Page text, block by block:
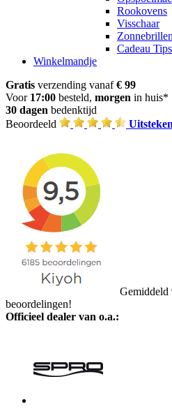
Rookovens
Visschaar
Zonnebrillen
Cadeau Tips
Winkelmandje
Gratis verzending vanaf€ 99
Voor 17:00 besteld, morgen in huis*
30 dagen bedenktijd
Beoordeeld
Gemiddeld
beoordelingen!
Officieel dealer van o.a.: